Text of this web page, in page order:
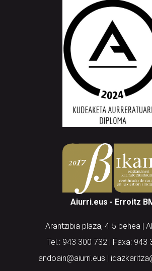
Aiurri.eus - Erroitz
Arantzibia plaza, 4-5 behea |
Tel.: 943 300 732 | Faxa: 943
andoain@aiurri.eus |